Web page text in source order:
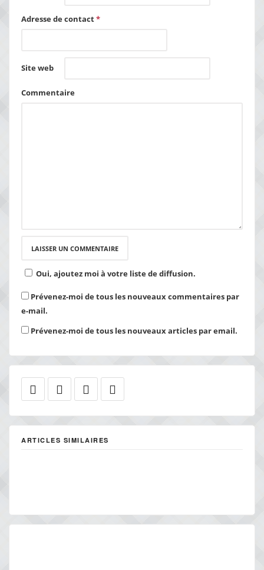
Adresse de contact*
Site web
Commentaire
Oui, ajoutez moi à votre liste de diffusion.
Prévenez-moi de tous les nouveaux commentaires par
e-mail.
Prévenez-moi de tous les nouveaux articles par email.
ARTICLES SIMILAIRES